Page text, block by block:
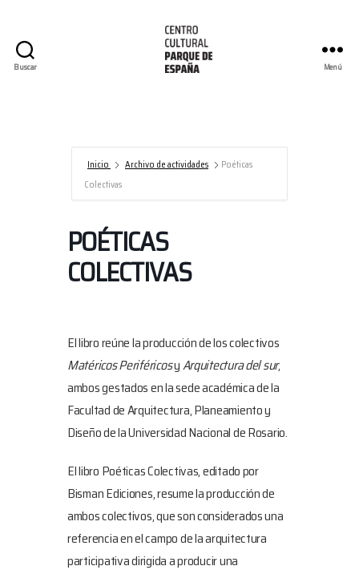
Buscar
España/AECID
Menú
Inicio Archivo de actividades
Poéticas
Colectivas
POÉTICAS
COLECTIVAS
El libro reúne la producción de los colectivos
Matéricos PeriféricosyArquitectura del sur,
ambos gestados en la sede académica de la
Facultad de Arquitectura, Planeamiento y
Diseño de la Universidad Nacional de Rosario.
El libro Poéticas Colectivas, editado por
Bisman Ediciones, resume la producción de
ambos colectivos, que son considerados una
referencia en el campo de la arquitectura
participativa dirigida a producir una